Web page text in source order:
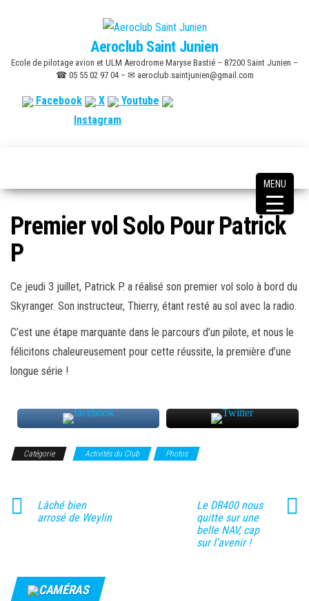
content
Aeroclub Saint Junien
Ecole de pilotage avion et ULM Aerodrome Maryse Bastié – 87200 Saint Junien –
☎ 05 55 02 97 04 – ✉ aeroclub.saintjunien@gmail.com
Facebook X
Youtube
Instagram
Premier vol Solo Pour Patrick
P
Ce jeudi 3 juillet, Patrick P. a réalisé son premier vol solo à bord du
Skyranger. Son instructeur, Thierry, étant resté au sol avec la radio.
C’est une étape marquante dans le parcours d’un pilote, et nous le
félicitons chaleureusement pour cette réussite, la première d’une
longue série !
Catégorie Activités du Club Photos
Lâché bien
arrosé de Weylin
Le DR400 nous
quitte sur une
belle NAV, cap
sur l’avenir !
CAMÉRAS
MENU